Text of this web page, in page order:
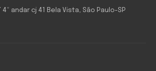
4º andar cj 41 Bela Vista, São Paulo-SP